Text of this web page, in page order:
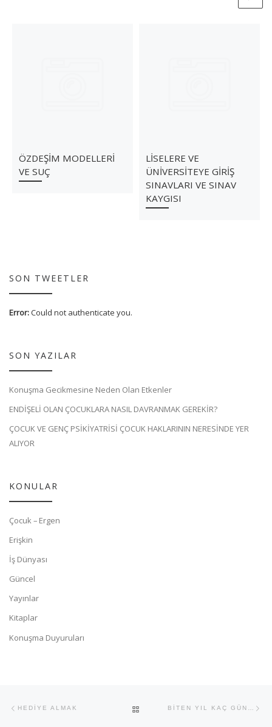
ÖZDEŞİM MODELLERİ
VE SUÇ
LİSELERE VE
ÜNİVERSİTEYE GİRİŞ
SINAVLARI VE SINAV
KAYGISI
SON TWEETLER
Error:Could not authenticate you.
SON YAZILAR
Konuşma Gecikmesine Neden Olan Etkenler
ENDİŞELİ OLAN ÇOCUKLARA NASIL DAVRANMAK GEREKİR?
ÇOCUK VE GENÇ PSİKİYATRİSİ ÇOCUK HAKLARININ NERESİNDE YER
ALIYOR
KONULAR
Çocuk – Ergen
Erişkin
İş Dünyası
Güncel
Yayınlar
Kitaplar
Konuşma Duyuruları
Yazı dolaşımı
Previous post
HEDİYE ALMAK BACK TO POST LIST BİTEN YIL KAÇ GÜNDÜ?